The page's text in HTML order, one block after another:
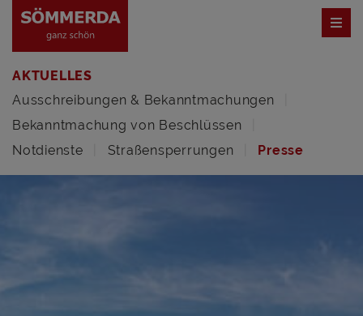
AKTUELLES
Ausschreibungen & Bekanntmachungen
Bekanntmachung von Beschlüssen
Notdienste
Straßensperrungen Presse